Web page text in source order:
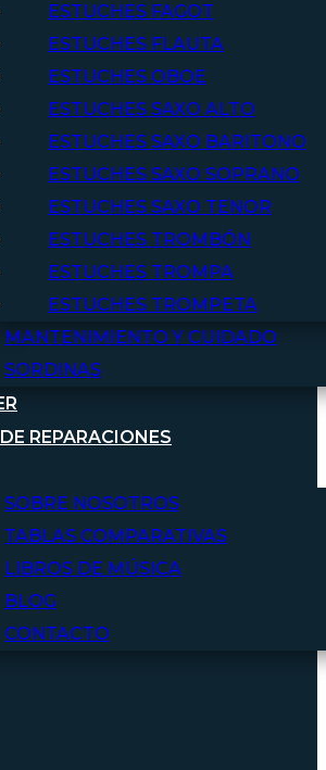
ESTUCHES FAGOT
ESTUCHES FLAUTA
ESTUCHES OBOE
ESTUCHES SAXO ALTO
ESTUCHES SAXO BARITONO
ESTUCHES SAXO SOPRANO
ESTUCHES SAXO TENOR
ESTUCHES TROMBÓN
ESTUCHES TROMPA
ESTUCHES TROMPETA
MANTENIMIENTO Y CUIDADO
SORDINAS
REPARACIONES
SOBRE NOSOTROS
TABLAS COMPARATIVAS
LIBROS DE MÚSICA
BLOG
CONTACTO